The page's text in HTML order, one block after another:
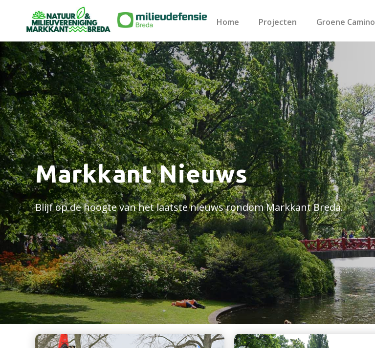
Home Projecten Groene Camino
Markkant Nieuws
Blijf op de hoogte van het laatste nieuws rondom Markkant Breda.